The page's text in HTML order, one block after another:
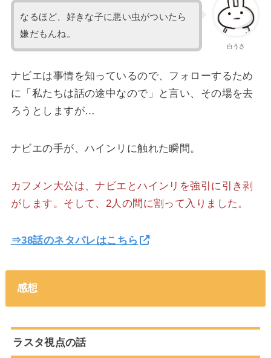
白うさ
なるほど、好きな子に悪い虫がついたら
嫌だもんね。
ナビエは事情を知っているので、フォローするため
に「私たちは話の途中なので」と言い、その場を去
ろうとしますが…
ナビエの手が、ハインリに触れた瞬間。
カフメン大公は、ナビエとハインリを強引に引き剥
がします。そして、2人の間に割って入りました。
⇒38話のネタバレはこちら
感想
ラスタ視点の話